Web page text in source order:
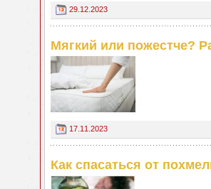
29.12.2023
Мягкий или пожестче?
17.11.2023
Как спасаться от